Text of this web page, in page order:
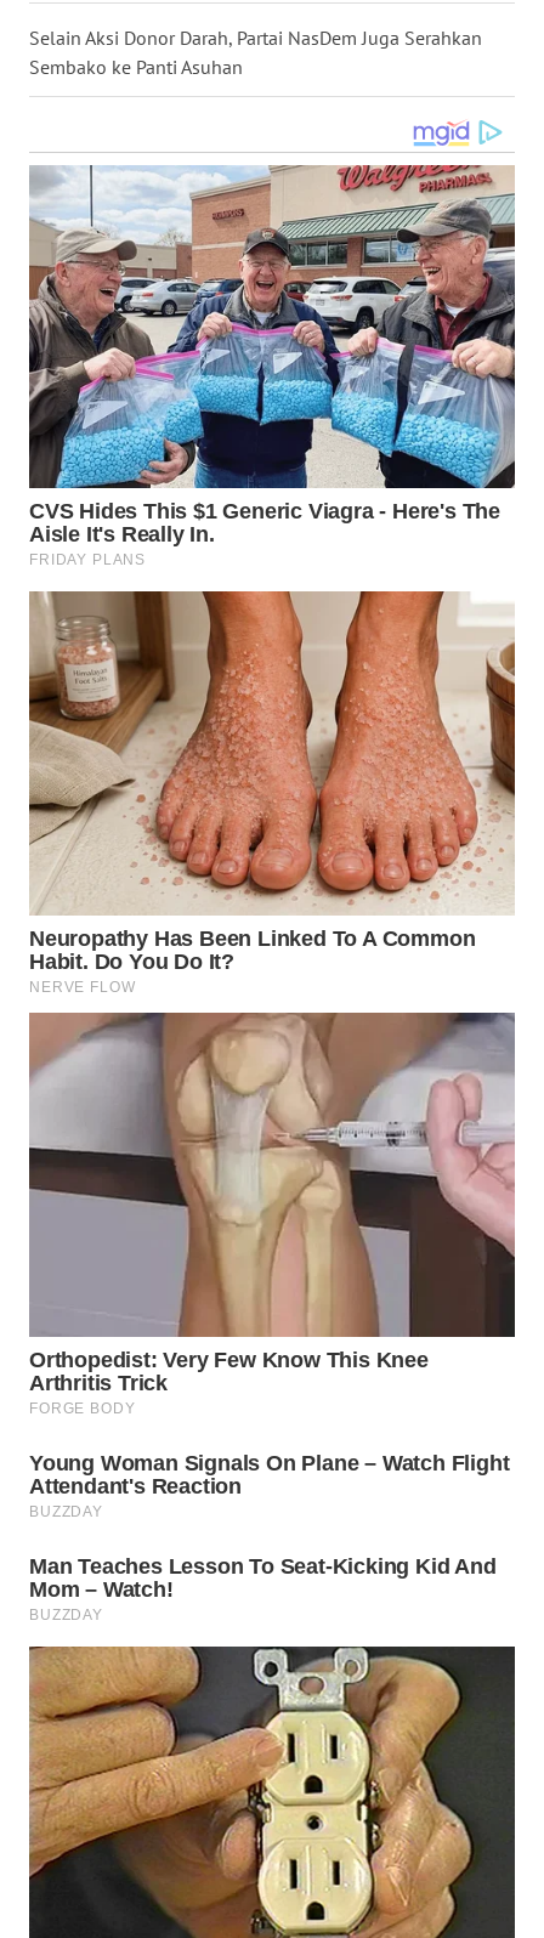
Selain Aksi Donor Darah, Partai NasDem Juga Serahkan
Sembako ke Panti Asuhan
WN
DANAU
TOBA
WN
NIAS
WN
LANGKAT
WN
TAPANULI
SELATAN
WN
TANJUNG
LESUNG
KARO
WN
SIMALUNGUN
WN
LABUHANBATU
WN
TAPANULI
TENGAH
WN DELI
SERDANG
WN
WN
PAKPAK
WN
BEKASI
BOGOR
WN
TAPANULI
UTARA
WN
SAMOSIR
WN
PADANG